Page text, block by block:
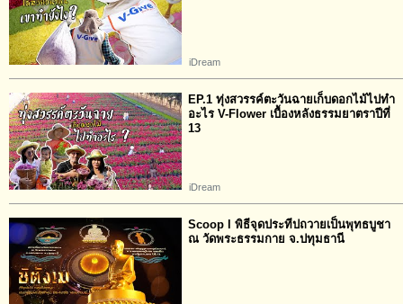
iDream
EP.1 ทุ่งสวรรค์ตะวันฉายเก็บดอกไม้ไปทำ
อะไร V-Flower เบื้องหลังธรรมยาตราปีที่​
13
iDream
Scoop l พิธีจุดประทีปถวายเป็นพุทธบูชา
ณ วัดพระธรรมกาย จ.ปทุมธานี